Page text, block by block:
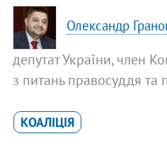
Олександр
депутат України, член
з питань правосуддя та
КОАЛІЦІЯ